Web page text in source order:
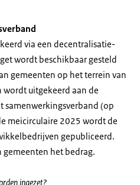
via een decentralisatie-
wordt beschikbaar gesteld
gemeenten op het terrein van
uitgekeerd aan de
samenwerkingsverband (op
meicirculaire 2025 wordt de
gepubliceerd.
het bedrag.
ingezet?